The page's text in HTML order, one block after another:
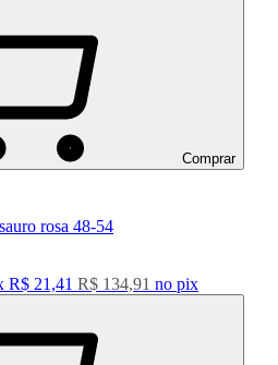
Comprar
rosa 48-54
R$ 21,41 R$ 134,91 no pix